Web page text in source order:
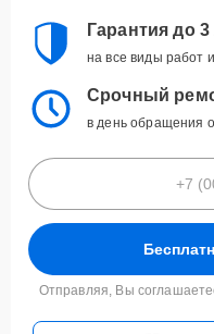
Гарантия до 3
на все виды работ
Срочный
в день обращения
Отправляя, Вы